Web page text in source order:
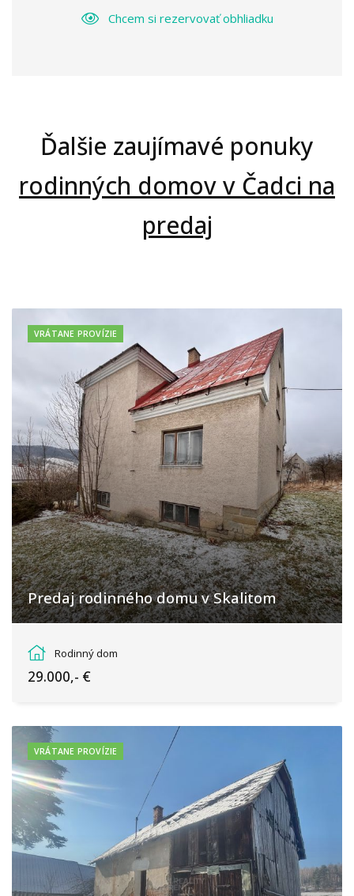
Chcem si rezervovať obhliadku
Ďalšie zaujímavé ponuky
rodinných domov v Čadci na
predaj
VRÁTANE PROVÍZIE
Predaj rodinného domu v Skalitom
Rodinný dom
29.000,- €
VRÁTANE PROVÍZIE